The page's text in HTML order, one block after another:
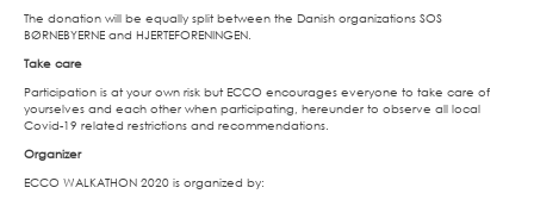
The donation will be equally split between the Danish organizations SOS
BØRNEBYERNE and HJERTEFORENINGEN.
Take care
Participation is at your own risk but ECCO encourages everyone to take care of
yourselves and each other when participating, hereunder to observe all local
Covid-19 related restrictions and recommendations.
Organizer
ECCO WALKATHON 2020 is organized by: